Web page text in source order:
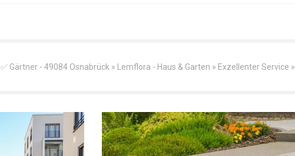
✅ Gärtner - 49084 Osnabrück » Lemflora - Haus & Garten » Exzellenter Service »